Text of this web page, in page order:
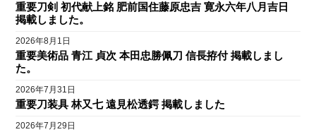
重要刀剣 初代献上銘 肥前国住藤原忠吉 寛永六年八月吉日
掲載しました。
2026年8月1日
重要美術品 青江 貞次 本田忠勝佩刀 信長拵付 掲載しまし
た。
2026年7月31日
重要刀装具 林又七 遠見松透鍔 掲載しました
2026年7月29日